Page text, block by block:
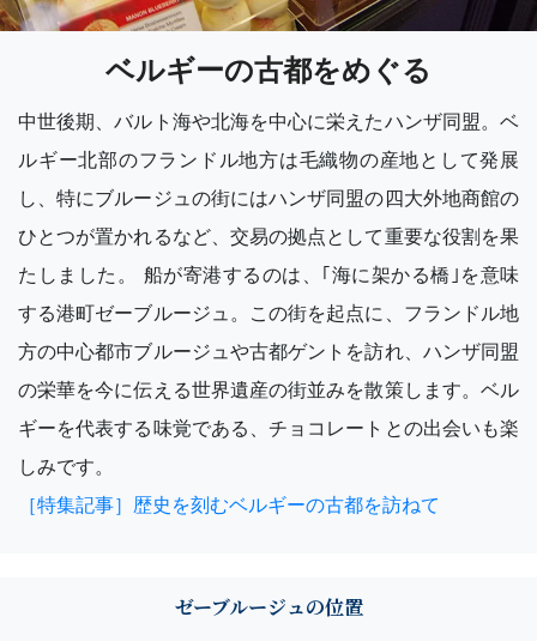
ベルギーの古都をめぐる
中世後期、バルト海や北海を中心に栄えたハンザ同盟。ベ
ルギー北部のフランドル地方は毛織物の産地として発展
し、特にブルージュの街にはハンザ同盟の四大外地商館の
ひとつが置かれるなど、交易の拠点として重要な役割を果
たしました。 船が寄港するのは、｢海に架かる橋｣を意味
する港町ゼーブルージュ。この街を起点に、フランドル地
方の中心都市ブルージュや古都ゲントを訪れ、ハンザ同盟
の栄華を今に伝える世界遺産の街並みを散策します。ベル
ギーを代表する味覚である、チョコレートとの出会いも楽
しみです。
［特集記事］歴史を刻むベルギーの古都を訪ねて
ゼーブルージュの位置